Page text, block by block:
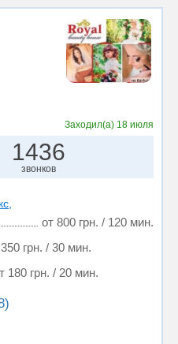
Заходил(а) 18 июля
1436
звонков
от 800 грн. / 120 мин.
грн. / 30 мин.
180 грн. / 20 мин.